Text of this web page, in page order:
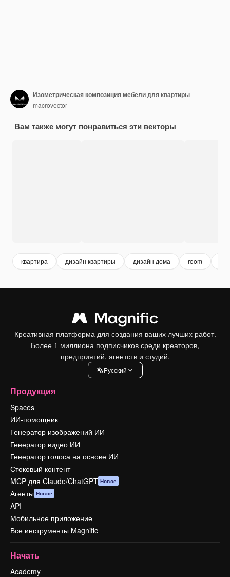
Изометрическая композиция мебели для квартиры
macrovector
Вам также могут понравиться эти векторы
квартира дизайн квартиры дизайн дома room
Креативная платформа для создания ваших лучших работ.
Более 1 миллиона подписчиков среди креаторов,
предприятий, агентств и студий.
Pусский
Продукция
Spaces
ИИ-помощник
Генератор изображений ИИ
Генератор видео ИИ
Генератор голоса на основе ИИ
Стоковый контент
MCP для Claude/ChatGPT Новое
Агенты Новое
API
Мобильное приложение
Все инструменты Magnific
Начать
Academy